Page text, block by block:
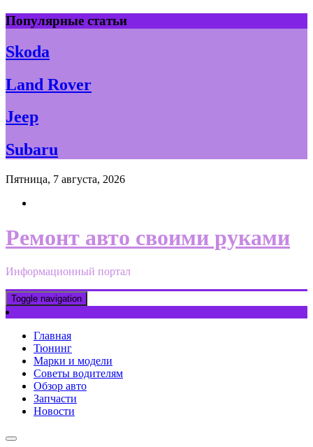
Skip
to
content
Популярные статьи
Skoda
Land Rover
Jeep
Subaru
Пятница, 7 августа, 2026
Ремонт авто своими руками
Информационный портал
Toggle navigation
Главная
Тюнинг
Марки и модели
Советы водителям
Обзор авто
Запчасти
Новости